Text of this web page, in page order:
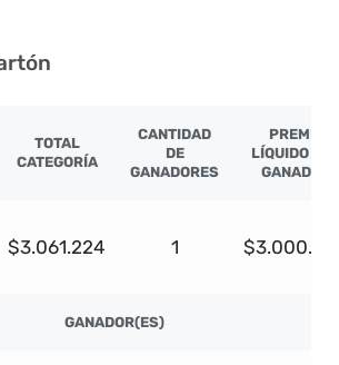
TOTAL
CATEGORÍA
CANTIDAD
DE
GANADORES
PREMIO
LÍQUIDO
GANADOR
$3.061.224 1
GANADOR(ES)